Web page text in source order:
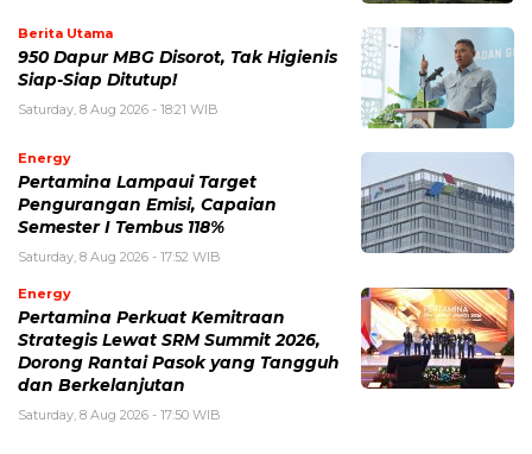
Berita Utama
950 Dapur MBG Disorot, Tak Higienis
Siap-Siap Ditutup!
Saturday, 8 Aug 2026 - 18:21 WIB
Energy
Pertamina Lampaui Target
Pengurangan Emisi, Capaian
Semester I Tembus 118%
Saturday, 8 Aug 2026 - 17:52 WIB
Energy
Pertamina Perkuat Kemitraan
Strategis Lewat SRM Summit 2026,
Dorong Rantai Pasok yang Tangguh
dan Berkelanjutan
Saturday, 8 Aug 2026 - 17:50 WIB